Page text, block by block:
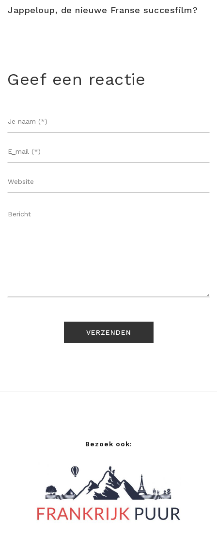
Jappeloup, de nieuwe Franse succesfilm?
Geef een reactie
Bezoek ook: